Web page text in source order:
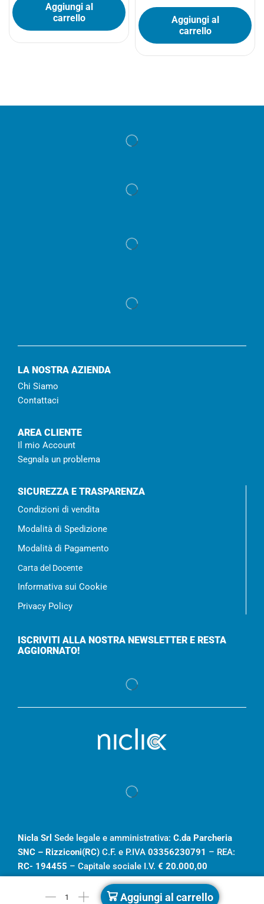
Aggiungi al
carrello
Aggiungi al
carrello
LA NOSTRA AZIENDA
Chi Siamo
Contattaci
AREA CLIENTE
Il mio Account
Segnala un problema
SICUREZZA E TRASPARENZA
Condizioni di vendita
Modalità di Spedizione
Modalità di Pagamento
Carta del Docente
Informativa sui Cookie
Privacy Policy
ISCRIVITI ALLA NOSTRA NEWSLETTER E RESTA
AGGIORNATO!
Nicla Srl Sede legale e amministrativa: C.da Parcheria
SNC – Rizziconi(RC) C.F. e P.IVA 03356230791 – REA:
RC- 194455 – Capitale sociale I.V. € 20.000,00
Aggiungi al carrello